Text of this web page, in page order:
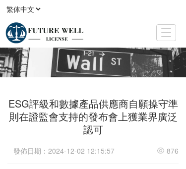
T
o
g
g
a
v
i
t
ESG評級和數據產品供應商自願操守準
則在證監會支持的發布會上獲業界廣泛
認可
發佈日期：2024-12-02 12:15:57 876